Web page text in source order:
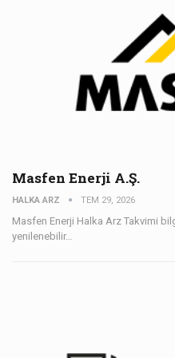
Masfen Enerji A.Ş.
HALKA ARZ TEM 29, 2026
Masfen Enerji Halka Arz Takvimi
yenilenebilir…